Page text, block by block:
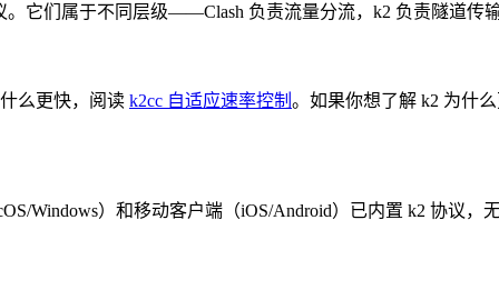
。它们属于不同层级——Clash 负责流量分流，k2 负责隧道传
么更快，阅读 k2cc 自适应速率控制 。如果你想了解 k2 为什
Windows）和移动客户端（iOS/Android）已内置 k2 协议，